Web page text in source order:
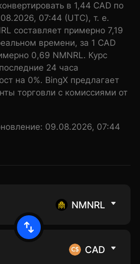
в 1,44 CAD по
07:44 (UTC), т. е.
составляет примерно 7,19
времени, за 1 CAD
0,69 NMNRL. Курс
24 часа
на 0%. BingX предлагает
торговли с комиссиями от
09.08.2026, 07:44
NMNRL
CAD